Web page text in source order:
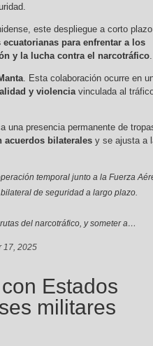
este despliegue a corto plazo
para enfrentar a los
y la lucha contra el narcotráfico.
. Esta colaboración ocurre en
y violencia vinculada al
una presencia permanente de
acuerdos bilaterales y se ajusta a
temporal junto a la Fuerza
de seguridad a largo plazo.
del narcotráfico, y someter a…
17, 2025
Estados
militares